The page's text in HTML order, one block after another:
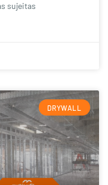
sujeitas
DRYWALL